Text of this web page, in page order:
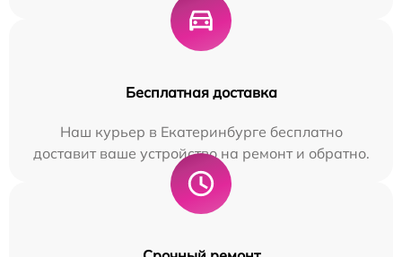
Бесплатная доставка
Наш курьер в Екатеринбурге бесплатно
доставит ваше устройство на ремонт и обратно.